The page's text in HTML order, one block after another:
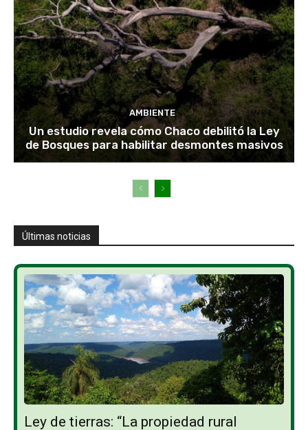
AMBIENTE
Un estudio revela cómo Chaco debilitó la Ley
de Bosques para habilitar desmontes masivos
Últimas noticias
Ley de tierras: “La propiedad rural